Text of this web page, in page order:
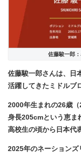
佐藤駿一郎
佐藤駿一郎さんは、 日
活躍してきたミドルブ
2000年生まれの26歳（
身長205cmという恵ま
高校生の頃から日本代
2025年のネーションズ